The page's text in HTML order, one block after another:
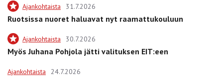
Ajankohtaista 31.7.2026
Ruotsissa nuoret haluavat nyt raamattukouluun
Ajankohtaista 30.7.2026
Myös Juhana Pohjola jätti valituksen EIT:een
Ajankohtaista 24.7.2026